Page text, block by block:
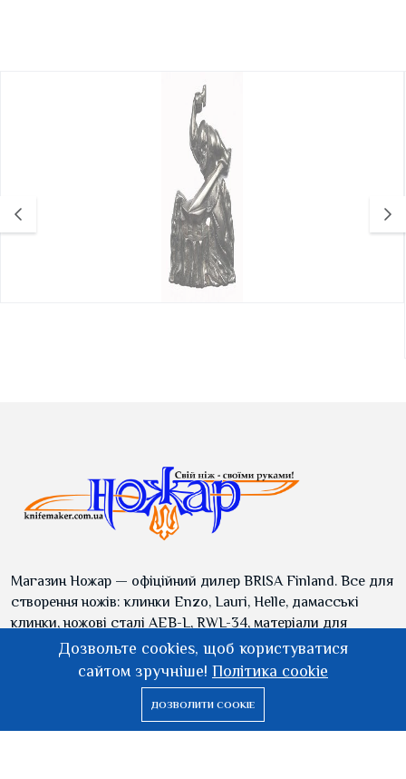
Список
бажань
Магазин Ножар — офіційний дилер BRISA Finland. Все для
створення ножів: клинки Enzo, Lauri, Helle, дамасські
клинки, ножові сталі AEB-L, RWL-34, матеріали для
руків'я, інструменти, шкіра та готові ножі.
НАШІ КОНТАКТИ
Дозвольте cookies, щоб користуватися
сайтом зручніше! Політика cookie
ДОЗВОЛИТИ COOKIE